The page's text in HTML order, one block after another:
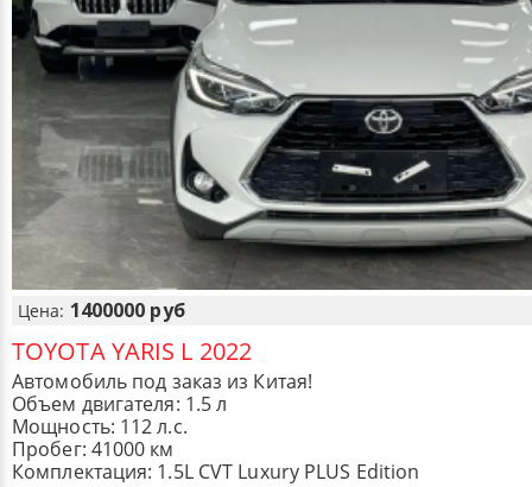
Цена: 1400000 руб
TOYOTA YARIS L 2022
Автомобиль под заказ из Китая!
Объем двигателя: 1.5 л
Мощность: 112 л.с.
Пробег: 41000 км
Комплектация: 1.5L CVT Luxury PLUS Edition